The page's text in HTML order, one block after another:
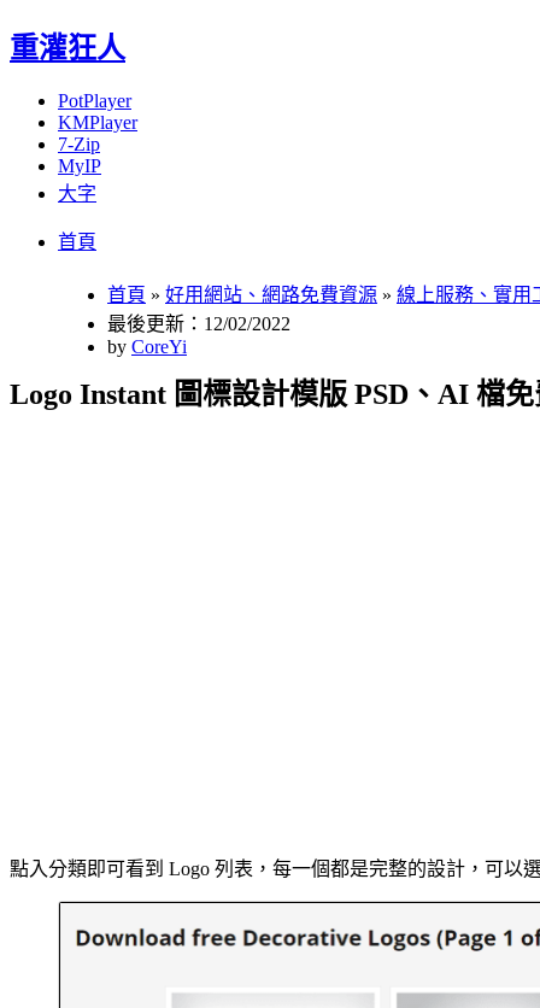
重灌狂人
PotPlayer
KMPlayer
7-Zip
MyIP
大字
首頁
首頁 » 好用網站、網路免費資源 » 線上服務、實用
最後更新：12/02/2022
by CoreYi
Logo Instant 圖標設計模版 PSD、AI 檔
點入分類即可看到 Logo 列表，每一個都是完整的設計，可以